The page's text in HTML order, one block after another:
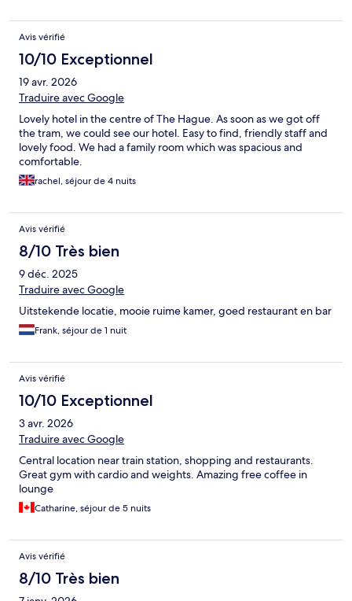
Avis vérifié
10/10 Exceptionnel
19 avr. 2026
Traduire avec Google
Lovely hotel in the centre of The Hague. As soon as we got off
the tram, we could see our hotel. Easy to find, friendly staff and
lovely food. We had a family room which was spacious and
comfortable.
rachel, séjour de 4 nuits
Avis vérifié
8/10 Très bien
9 déc. 2025
Traduire avec Google
Uitstekende locatie, mooie ruime kamer, goed restaurant en bar
Frank, séjour de 1 nuit
Avis vérifié
10/10 Exceptionnel
3 avr. 2026
Traduire avec Google
Central location near train station, shopping and restaurants.
Great gym with cardio and weights. Amazing free coffee in
lounge
Catharine, séjour de 5 nuits
Avis vérifié
8/10 Très bien